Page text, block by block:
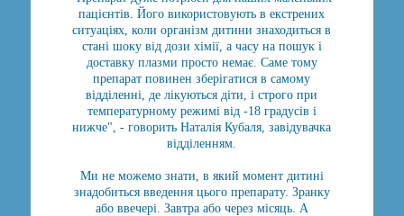
пацієнтів. Його використовують в екстрених
ситуаціях, коли організм дитини знаходиться в
стані шоку від дози хімії, а часу на пошук і
доставку плазми просто немає. Саме тому
препарат повинен зберігатися в самому
відділенні, де лікуються діти, і строго при
температурному режимі від -18 градусів і
нижче", - говорить Наталія Кубаля, завідувачка
відділенням.
Ми не можемо знати, в який момент дитині
знадобиться введення цього препарату. Зранку
або ввечері. Завтра або через місяць. А